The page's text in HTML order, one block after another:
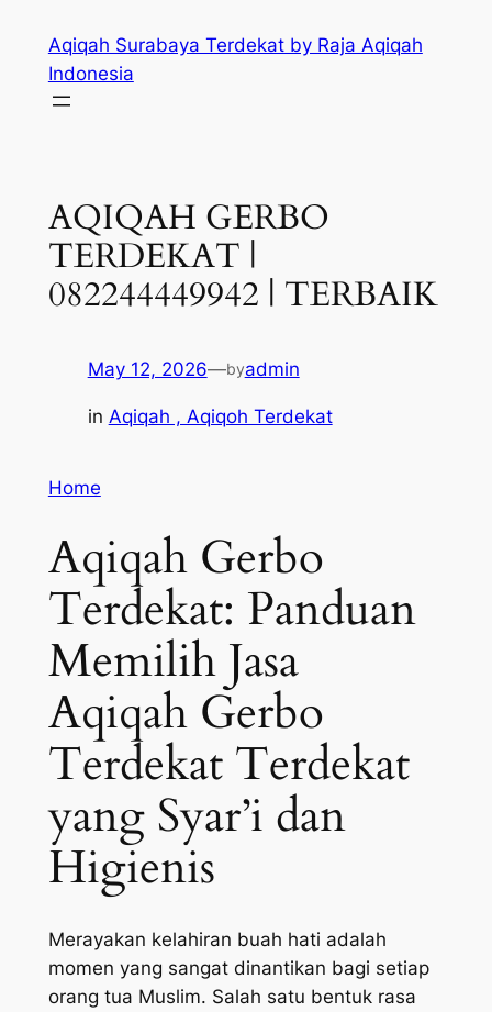
content
Aqiqah Surabaya Terdekat by Raja Aqiqah
Indonesia
AQIQAH GERBO
TERDEKAT |
082244449942 | TERBAIK
May 12, 2026—byadmin
in Aqiqah , Aqiqoh Terdekat
Home
Aqiqah Gerbo
Terdekat: Panduan
Memilih Jasa
Aqiqah Gerbo
Terdekat Terdekat
yang Syar’i dan
Higienis
Merayakan kelahiran buah hati adalah
momen yang sangat dinantikan bagi setiap
orang tua Muslim. Salah satu bentuk rasa